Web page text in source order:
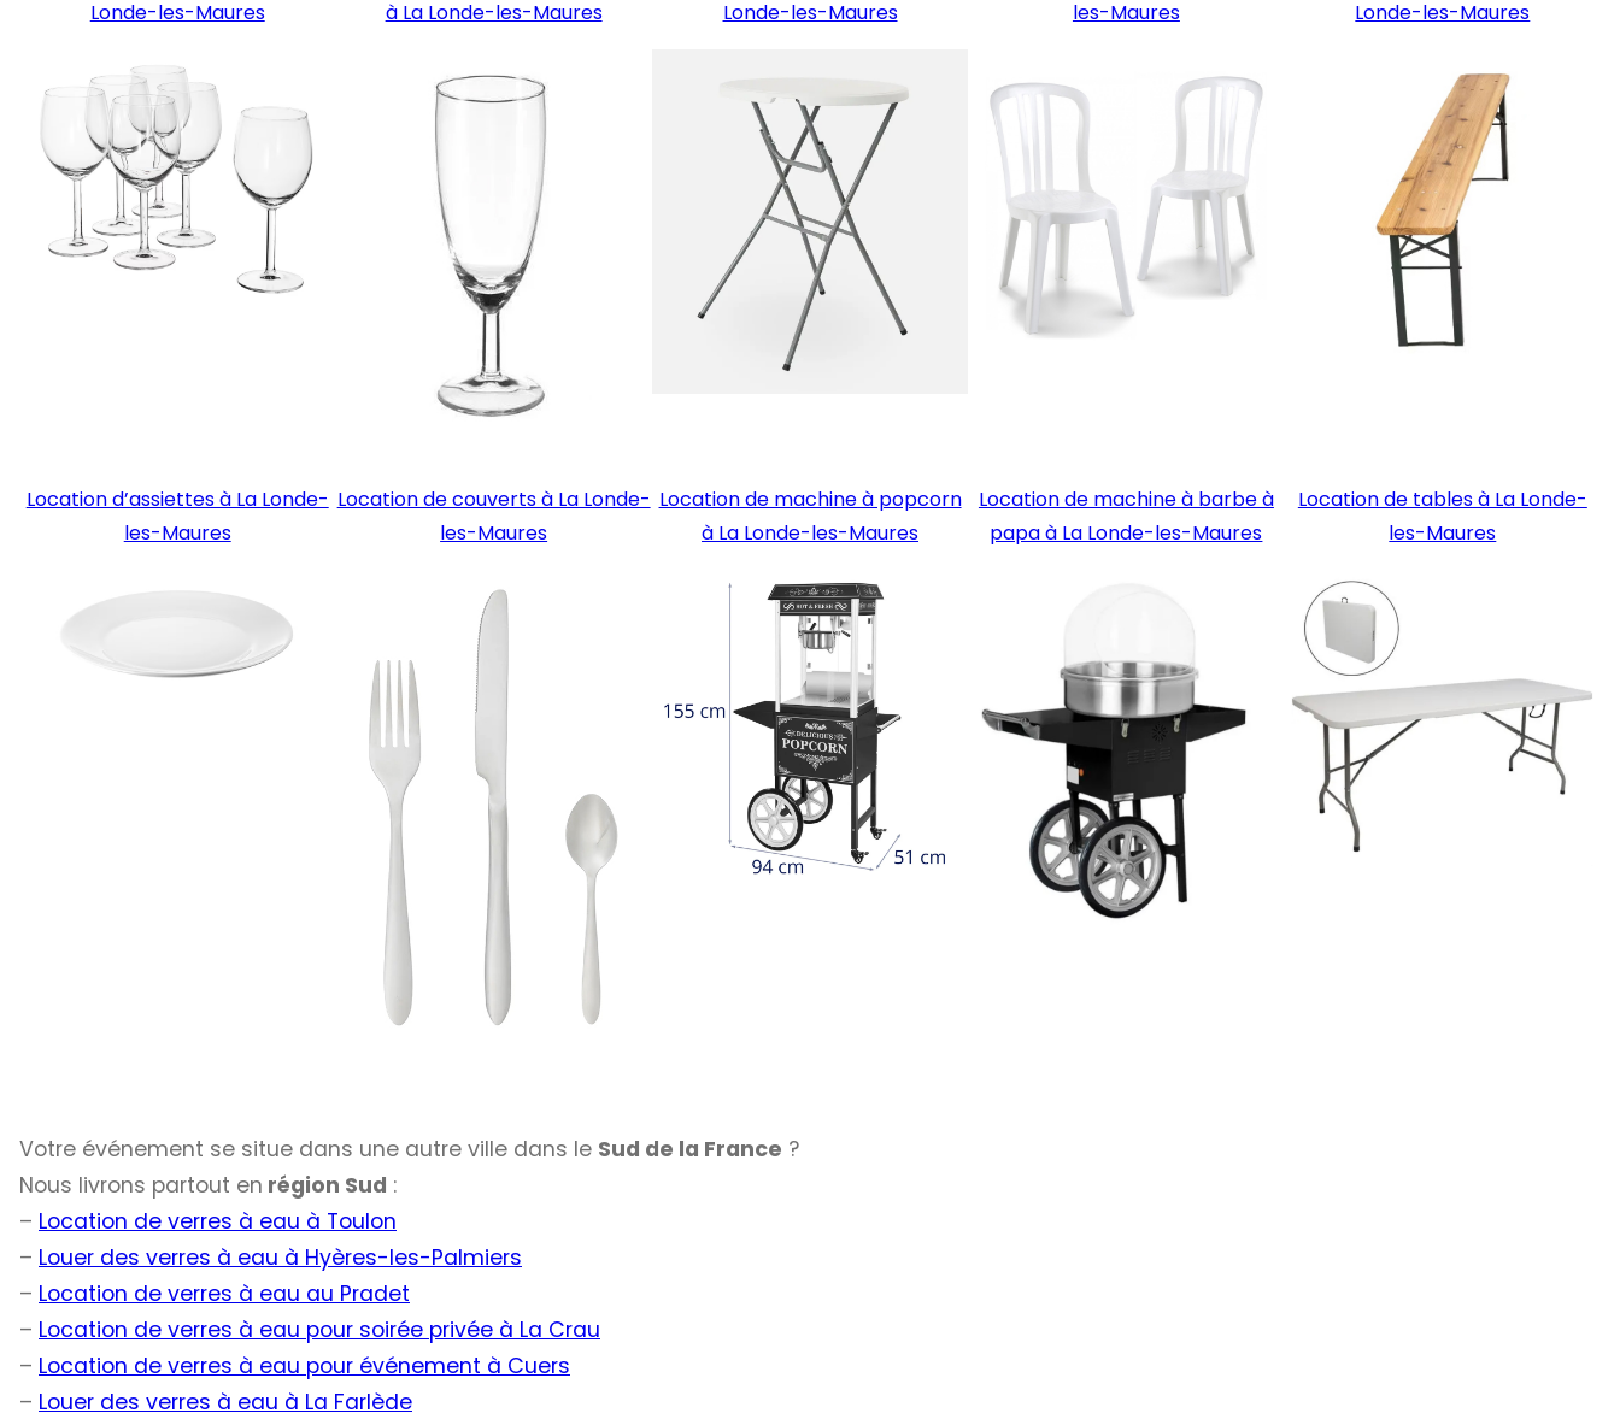
Londe-les-Maures
à La Londe-les-Maures
Londe-les-Maures
les-Maures
Londe-les-Maures
Location d’assiettes à La Londe-
les-Maures
Location de couverts à La Londe-
les-Maures
Location de machine à popcorn
à La Londe-les-Maures
Location de machine à barbe à
papa à La Londe-les-Maures
Location de tables à La Londe-
les-Maures
Votre événement se situe dans une autre ville dans le Sud de la France ?
Nous livrons partout en région Sud :
– Location de verres à eau à Toulon
– Louer des verres à eau à Hyères-les-Palmiers
– Location de verres à eau au Pradet
– Location de verres à eau pour soirée privée à La Crau
– Location de verres à eau pour événement à Cuers
– Louer des verres à eau à La Farlède